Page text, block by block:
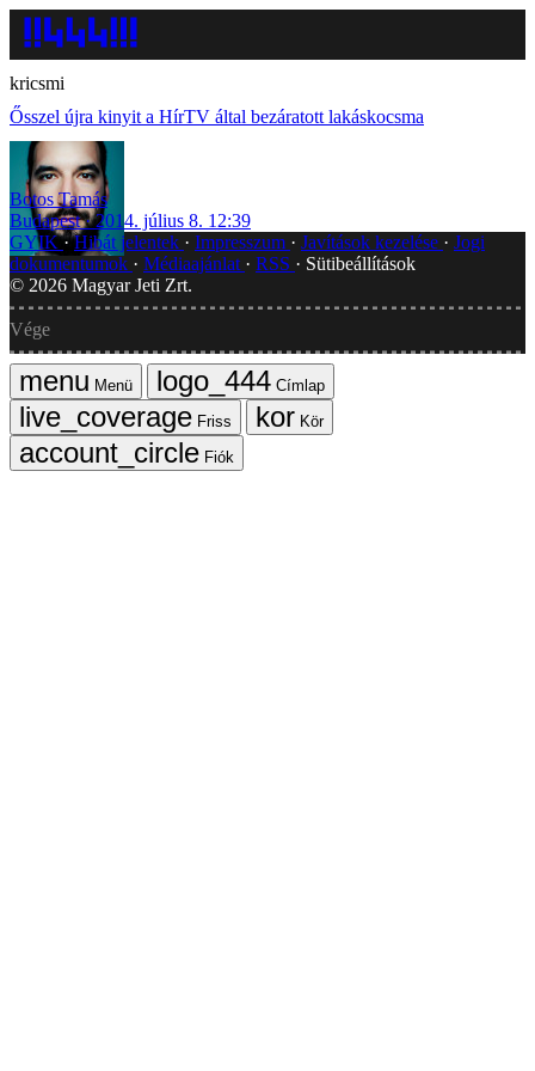
kricsmi
Ősszel újra kinyit a HírTV által bezáratott lakáskocsma
Botos Tamás
Budapest
2014. július 8. 12:39
GYIK Hibát jelentek Impresszum Javítások kezelése
Jogi
dokumentumok
Médiaajánlat RSS
Sütibeállítások
© 2026 Magyar Jeti Zrt.
Vége
Menü
Címlap
Friss
Kör
Fiók